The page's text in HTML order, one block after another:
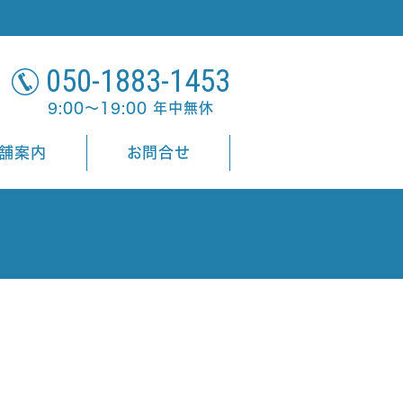
050-1883-1453
9:00～19:00 年中無休
案内 お問合せ